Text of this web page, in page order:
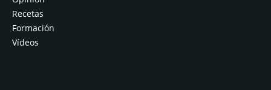
Recetas
Formación
Vídeos